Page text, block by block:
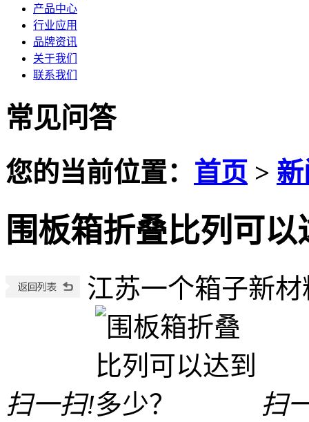
产品中心
行业应用
品牌资讯
关于我们
联系我们
常见问答
您的当前位置： 首页 >
围板箱折叠比列可
江苏一个箱子新
扫一扫!
扫